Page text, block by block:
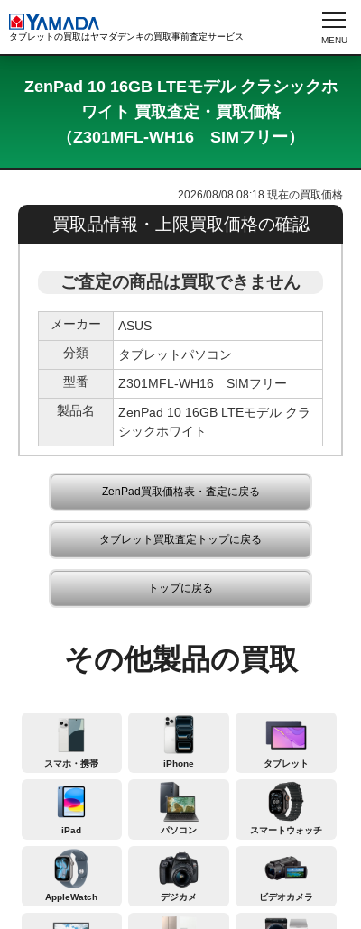
タブレットの買取はヤマダデンキの買取事前査定サービス
ZenPad 10 16GB LTEモデル クラシックホ
ワイト 買取査定・買取価格
（Z301MFL-WH16 SIMフリー）
2026/08/08 08:18 現在の買取価格
買取品情報・上限買取価格の確認
ご査定の商品は買取できません
メーカー
ASUS
分類
タブレットパソコン
型番
Z301MFL-WH16 SIMフリー
製品名
ZenPad 10 16GB LTEモデル クラ
シックホワイト
ZenPad買取価格表・査定に戻る
タブレット買取査定トップに戻る
トップに戻る
その他製品の買取
スマホ・携帯 iPhone タブレット
iPad パソコン スマートウォッチ
AppleWatch デジカメ ビデオカメラ